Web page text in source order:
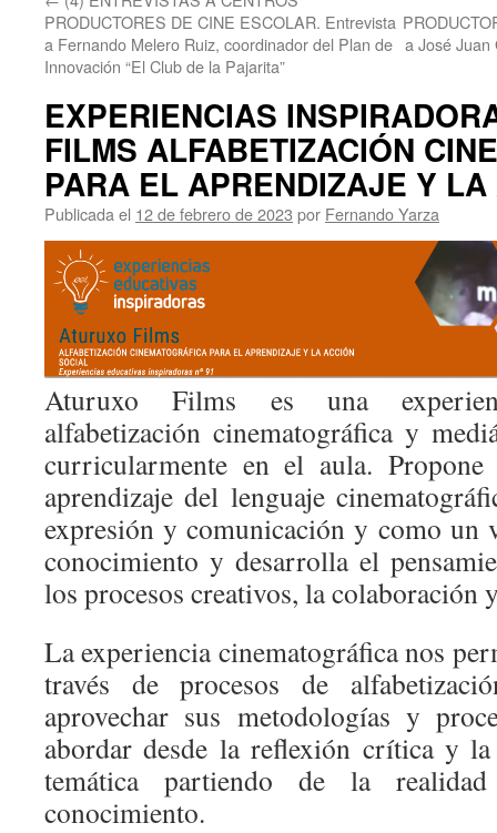
PRODUCTORES DE CINE ESCOLAR. Entrevista
a Fernando Melero Ruiz, coordinador del Plan de
Innovación “El Club de la Pajarita”
a José Juan
EXPERIENCIAS
FILMS ALFABETIZACIÓN
PARA EL APRENDIZAJE Y
Publicada el 12 de febrero de 2023 por Fernando Yarza
Aturuxo Films es una
alfabetización cinematográfica y
curricularmente en el aula.
aprendizaje del lenguaje
expresión y comunicación y como un
conocimiento y desarrolla el
los procesos creativos, la colaboración
La experiencia cinematográfica nos
través de procesos de
aprovechar sus metodologías y
abordar desde la reflexión crítica y
temática partiendo de la
conocimiento.